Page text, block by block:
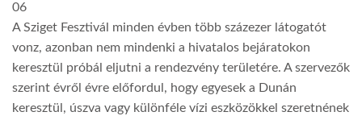
06
A Sziget Fesztivál minden évben több százezer látogatót
vonz, azonban nem mindenki a hivatalos bejáratokon
keresztül próbál eljutni a rendezvény területére. A szervezők
szerint évről évre előfordul, hogy egyesek a Dunán
keresztül, úszva vagy különféle vízi eszközökkel szeretnének